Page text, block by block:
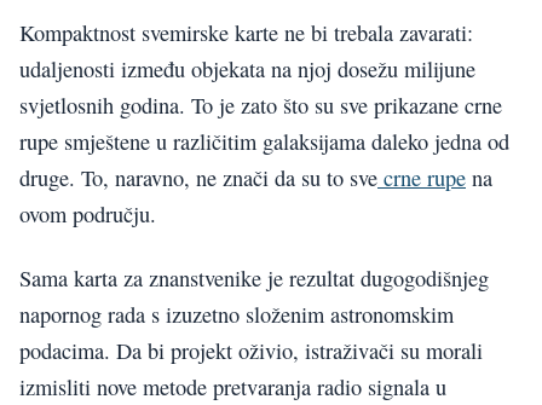
Kompaktnost svemirske karte ne bi trebala zavarati:
udaljenosti između objekata na njoj dosežu milijune
svjetlosnih godina. To je zato što su sve prikazane crne
rupe smještene u različitim galaksijama daleko jedna od
druge. To, naravno, ne znači da su to sve crne rupe na
ovom području.
Sama karta za znanstvenike je rezultat dugogodišnjeg
napornog rada s izuzetno složenim astronomskim
podacima. Da bi projekt oživio, istraživači su morali
izmisliti nove metode pretvaranja radio signala u